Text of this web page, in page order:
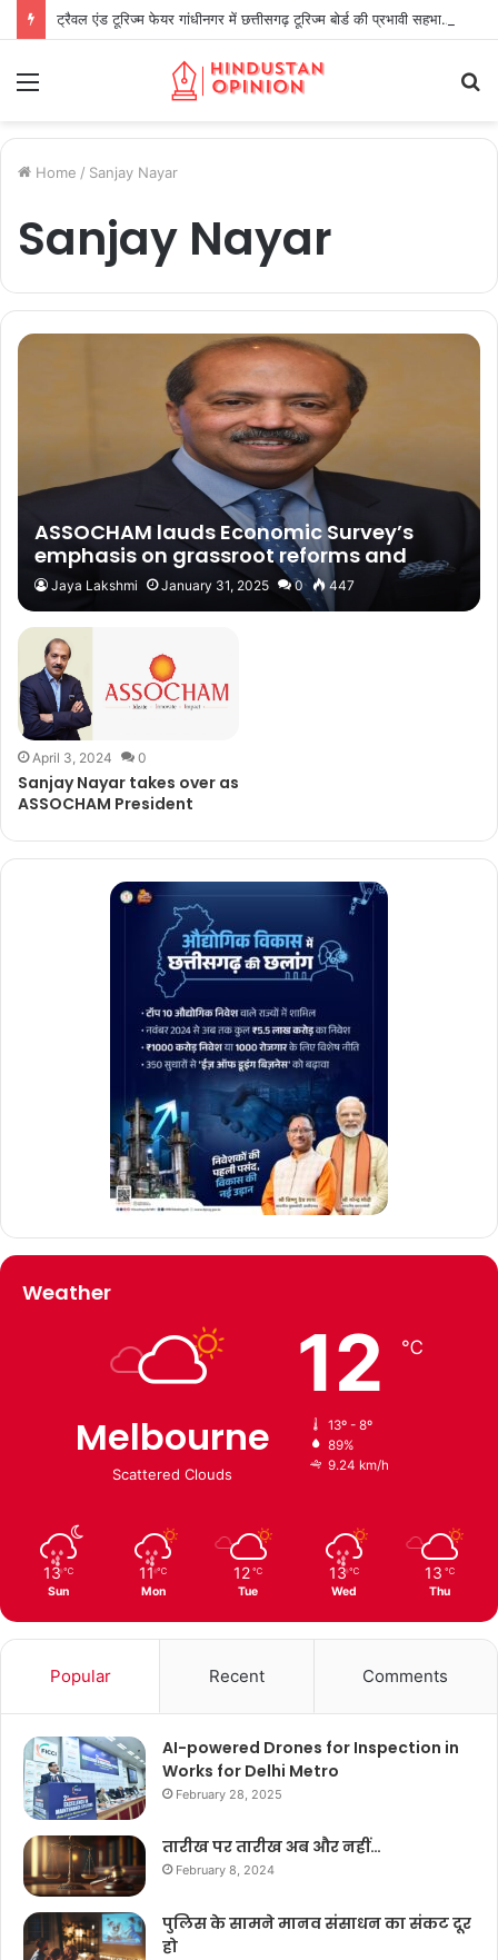
ट्रैवल एंड टूरिज्म फेयर गांधीनगर में छत्तीसगढ़ टूरिज्म बोर्ड की प्रभावी सहभागिता
Home / Sanjay Nayar
Sanjay Nayar
ASSOCHAM lauds Economic Survey’s
emphasis on grassroot reforms and
deregulations
Jaya Lakshmi January 31, 2025 0 447
April 3, 2024 0
Sanjay Nayar takes over as
ASSOCHAM President
Weather
Melbourne
Scattered Clouds
12 ℃
13º - 8º
89%
9.24 km/h
13 ℃
Sun
11 ℃
Mon
12 ℃
Tue
13 ℃
Wed
13 ℃
Thu
Popular Recent Comments
AI-powered Drones for Inspection in
Works for Delhi Metro
February 28, 2025
तारीख पर तारीख अब और नहीं…
February 8, 2024
पुलिस के सामने मानव संसाधन का संकट दूर
हो